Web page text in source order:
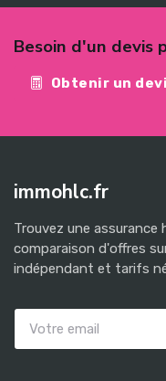
Besoin d'un devis
Obtenir un
immohlc.fr
Trouvez une
comparaison d'offres
indépendant et tarifs